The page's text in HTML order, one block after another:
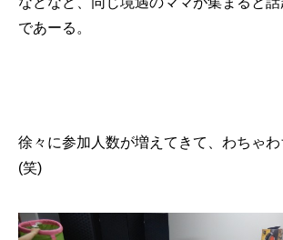
であーる。
徐々に参加人数が増えてきて、わちゃ
(笑)